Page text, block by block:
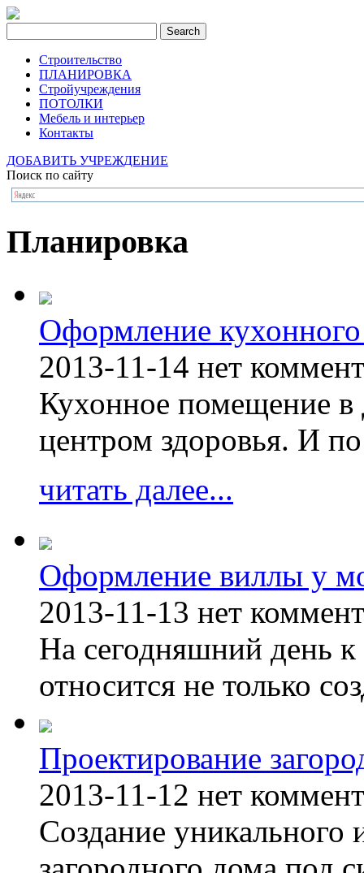
Строительство
ПЛАНИРОВКА
Стройучреждения
ПОТОЛКИ
Мебель и интерьер
Контакты
ДОБАВИТЬ УЧРЕЖДЕНИЕ
Поиск по сайту
Планировка
Оформление
2013-11-14 нет
Кухонное помещение в
центром здоровья. И
читать далее...
Оформление виллы у
2013-11-13 нет
На сегодняшний день к
относится не только
Проектирование
2013-11-12 нет
Создание уникального